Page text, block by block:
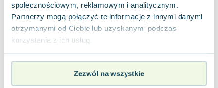
społecznościowym, reklamowym i analitycznym.
Partnerzy mogą połączyć te informacje z innymi danymi
otrzymanymi od Ciebie lub uzyskanymi podczas
korzystania z ich usług.
Zezwól na wszystkie
Agnieszka Maciąg
Barbara Wrzesińska
Terry Pratchett
Virginia Woolf